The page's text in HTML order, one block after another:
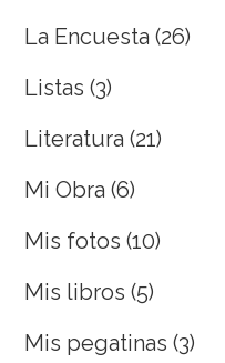
La Encuesta (26)
Listas (3)
Literatura (21)
Mi Obra (6)
Mis fotos (10)
Mis libros (5)
Mis pegatinas (3)